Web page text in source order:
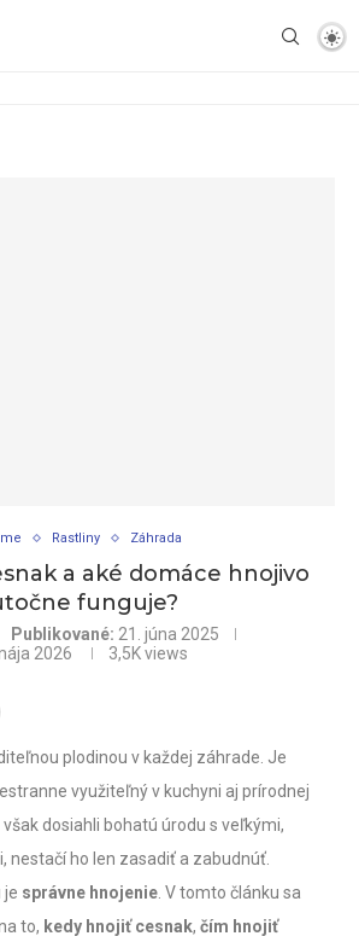
Rastliny Záhrada
a aké domáce hnojivo
funguje?
Publikované: 21. júna 2025
2026 3,5Kviews
plodinou v každej záhrade. Je
využiteľný v kuchyni aj prírodnej
dosiahli bohatú úrodu s veľkými,
nestačí ho len zasadiť a zabudnúť.
je správne hnojenie . V tomto článku sa
to, kedy hnojiť cesnak, čím hnojiť